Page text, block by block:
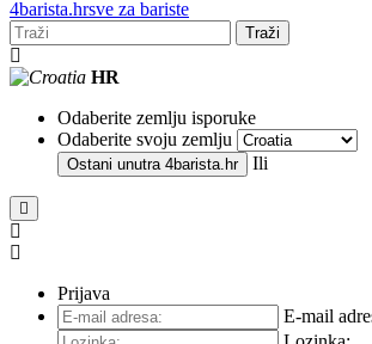
4barista.hrsve za bariste
Traži
HR
Odaberite zemlju isporuke
Odaberite svoju zemlju
Ostani unutra 4barista.hr Ili
Prijava
E-mail